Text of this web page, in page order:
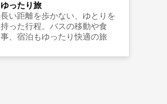
ゆったり旅
長い距離を歩かない、ゆとりを
持った行程。バスの移動や食
事、宿泊もゆったり快適の旅